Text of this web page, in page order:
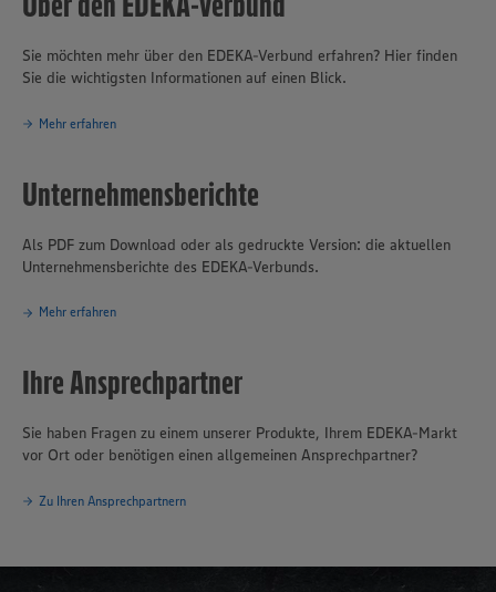
Sie möchten mehr über den EDEKA-Verbund erfahren? Hier finden
Sie die wichtigsten Informationen auf einen Blick.
Mehr erfahren
Unternehmensberichte
Als PDF zum Download oder als gedruckte Version: die aktuellen
Unternehmensberichte des EDEKA-Verbunds.
Mehr erfahren
Ihre Ansprechpartner
Sie haben Fragen zu einem unserer Produkte, Ihrem EDEKA-Markt
vor Ort oder benötigen einen allgemeinen Ansprechpartner?
Zu Ihren Ansprechpartnern